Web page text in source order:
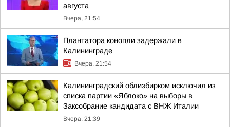
августа
Вчера, 21:54
Плантатора конопли задержали в
Калининграде
Вчера, 21:54
Калининградский облизбирком исключил из
списка партии «Яблоко» на выборы в
Заксобрание кандидата с ВНЖ Италии
Вчера, 21:39